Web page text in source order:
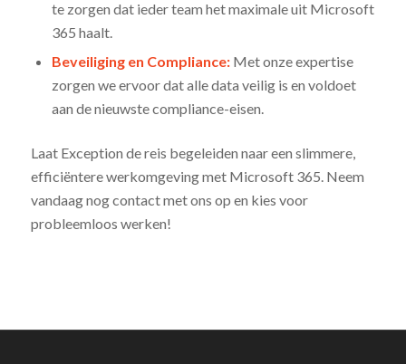
te zorgen dat ieder team het maximale uit Microsoft
365 haalt.
Beveiliging en Compliance:Met onze expertise
zorgen we ervoor dat alle data veilig is en voldoet
aan de nieuwste compliance-eisen.
Laat Exception de reis begeleiden naar een slimmere,
efficiëntere werkomgeving met Microsoft 365. Neem
vandaag nog contact met ons op en kies voor
probleemloos werken!